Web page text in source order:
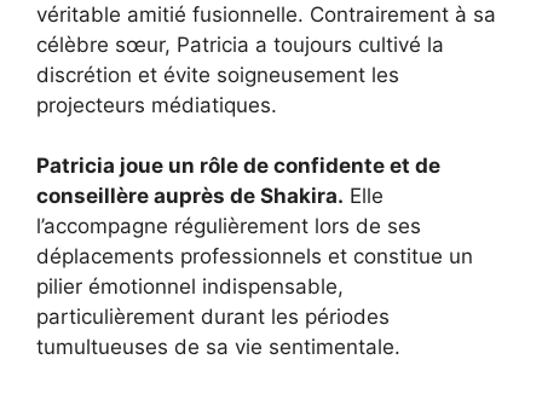
véritable amitié fusionnelle. Contrairement à sa
célèbre sœur, Patricia a toujours cultivé la
discrétion et évite soigneusement les
projecteurs médiatiques.
Patricia joue un rôle de confidente et de
conseillère auprès de Shakira. Elle
l’accompagne régulièrement lors de ses
déplacements professionnels et constitue un
pilier émotionnel indispensable,
particulièrement durant les périodes
tumultueuses de sa vie sentimentale.